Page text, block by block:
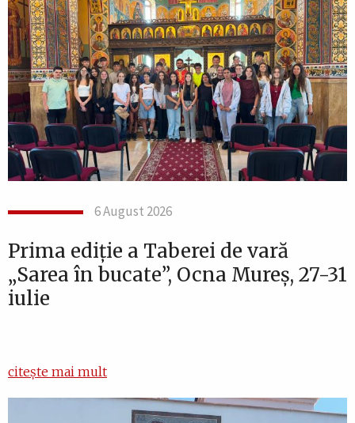
6 August 2026
Prima ediție a Taberei de vară
„Sarea în bucate”, Ocna Mureș, 27-31
iulie
citește mai mult